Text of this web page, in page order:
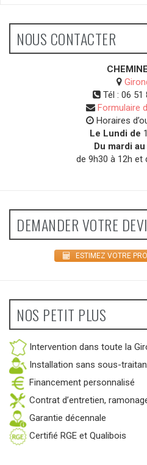
NOUS CONTACTER
Tél : 06 51
Formulaire
Horaires
Le Lundi de
Du mardi
de 9h30 à 12h et
DEMANDER VOTRE
ESTIMEZ VOTRE
NOS PETIT PLUS
Intervention dans toute la
Installation sans sous-
Financement personnalisé
Contrat d’entretien,
Garantie décennale
Certifié RGE et Qualibois